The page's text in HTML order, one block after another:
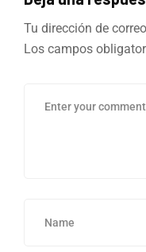
Tu dirección de
Los campos